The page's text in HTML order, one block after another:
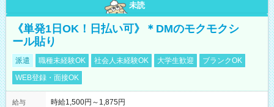
未読
《単発1日OK！日払い可》＊DMのモクモクシ
ール貼り
派遣 職種未経験OK 社会人未経験OK 大学生歓迎
ブランクOK
WEB登録・面接OK
給与
時給1,500円～1,875円